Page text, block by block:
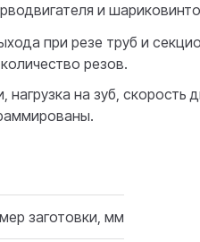
и
при резе труб и
резов.
на зуб, скорость
заготовки, мм